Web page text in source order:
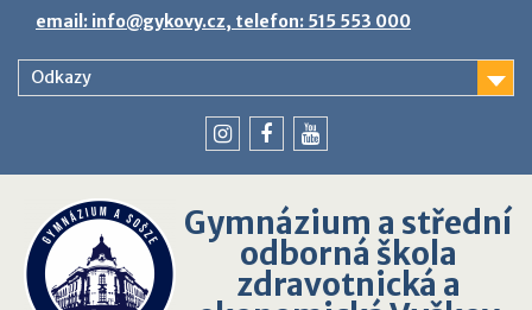
content
email: info@gykovy.cz, telefon: 515 553 000
Odkazy
Gymnázium a střední
odborná škola
zdravotnická a